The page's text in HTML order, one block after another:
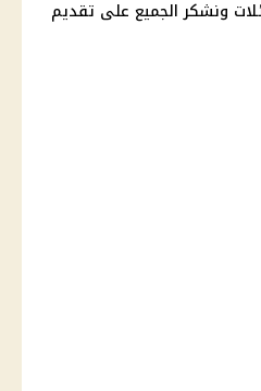
ونشكر الجميع على تقديم